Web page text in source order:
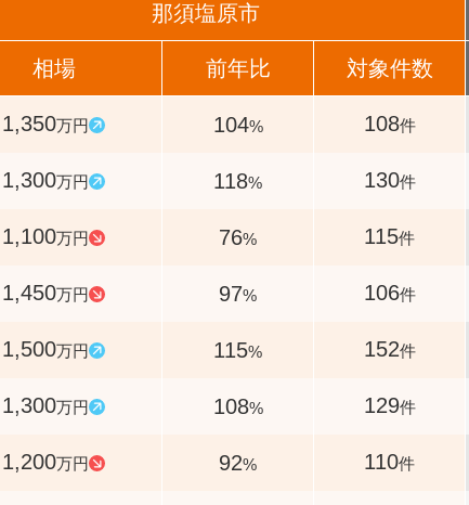
那須塩原市
相場 前年比 対象件数
1,350万円 104% 108件
1,300万円 118% 130件
1,100万円 76% 115件
1,450万円 97% 106件
1,500万円 115% 152件
1,300万円 108% 129件
1,200万円 92% 110件